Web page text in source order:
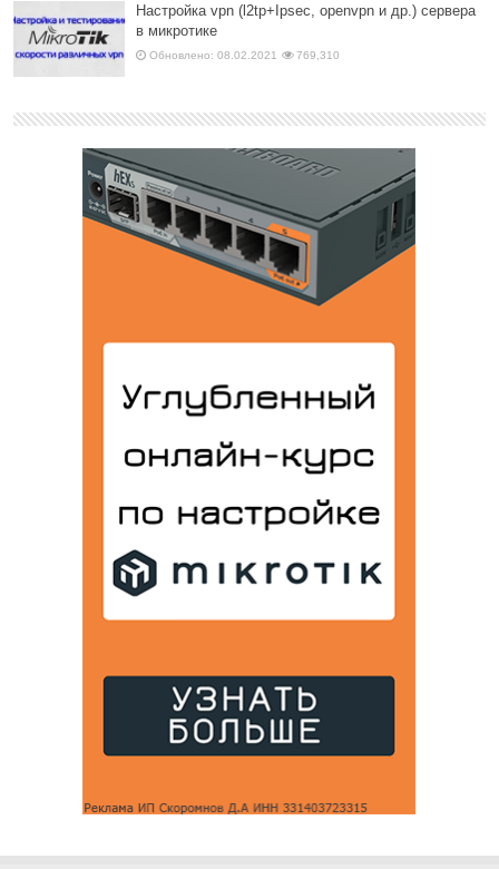
Настройка vpn (l2tp+Ipsec, openvpn и др.) сервера
в микротике
Обновлено: 08.02.2021 769,310